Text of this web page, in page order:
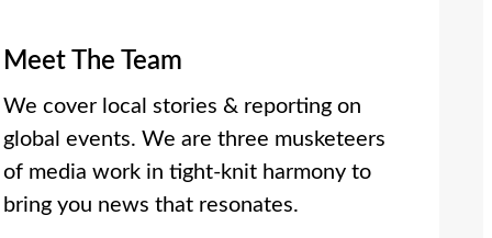
Meet The Team
We cover local stories & reporting on
global events. We are three musketeers
of media work in tight-knit harmony to
bring you news that resonates.